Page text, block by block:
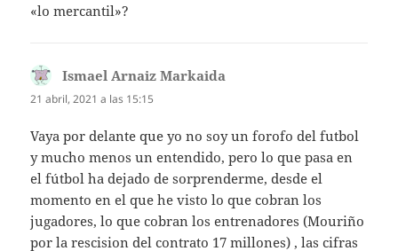
«lo mercantil»?
Ismael Arnaiz Markaida
21 abril, 2021 a las 15:15
Vaya por delante que yo no soy un forofo del futbol
y mucho menos un entendido, pero lo que pasa en
el fútbol ha dejado de sorprenderme, desde el
momento en el que he visto lo que cobran los
jugadores, lo que cobran los entrenadores (Mouriño
por la rescision del contrato 17 millones) , las cifras